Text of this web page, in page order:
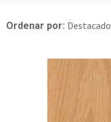
Ordenar por: Destacado